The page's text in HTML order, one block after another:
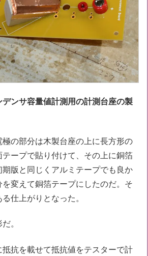
ンサ容量値計測用の計測台座の製
極の部分は木製台座の上に長方形の
ープで貼り付けて、その上に銅箔
版と同じくアルミテープでも良か
変えて銅箔テープにしたのだ。そ
仕上がりとなった。
。
抗を載せて抵抗値をテスターで計